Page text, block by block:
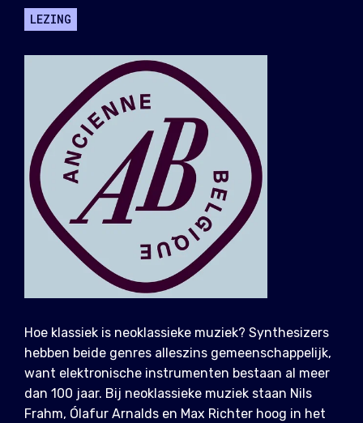
LEZING
Hoe klassiek is neoklassieke muziek? Synthesizers
hebben beide genres alleszins gemeenschappelijk,
want elektronische instrumenten bestaan al meer
dan 100 jaar. Bij neoklassieke muziek staan Nils
Frahm, Ólafur Arnalds en Max Richter hoog in het